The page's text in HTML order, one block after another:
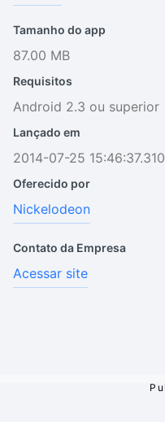
Tamanho do app
87.00 MB
Requisitos
Android 2.3 ou superior
Lançado em
2014-07-25 15:46:37.310
Oferecido por
Nickelodeon
Contato da Empresa
Acessar site